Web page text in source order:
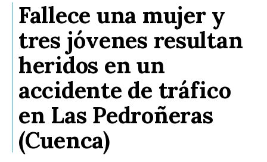
Fallece una mujer y
tres jóvenes resultan
heridos en un
accidente de tráfico
en Las Pedroñeras
(Cuenca)